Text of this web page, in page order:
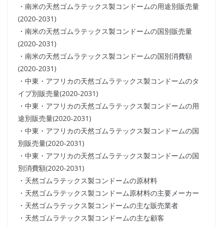
・南米の天然ゴムラテックス製コンドームの用途別販売量
(2020-2031)
・南米の天然ゴムラテックス製コンドームの国別販売量
(2020-2031)
・南米の天然ゴムラテックス製コンドームの国別消費額
(2020-2031)
・中東・アフリカの天然ゴムラテックス製コンドームのタ
イプ別販売量(2020-2031)
・中東・アフリカの天然ゴムラテックス製コンドームの用
途別販売量(2020-2031)
・中東・アフリカの天然ゴムラテックス製コンドームの国
別販売量(2020-2031)
・中東・アフリカの天然ゴムラテックス製コンドームの国
別消費額(2020-2031)
・天然ゴムラテックス製コンドームの原材料
・天然ゴムラテックス製コンドーム原材料の主要メーカー
・天然ゴムラテックス製コンドームの主な販売業者
・天然ゴムラテックス製コンドームの主な顧客